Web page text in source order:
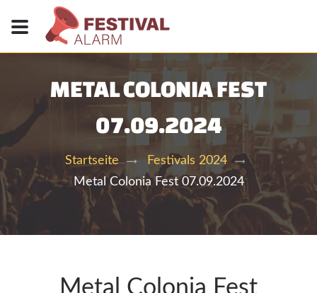
METAL COLONIA FEST
07.09.2024
Startseite
Festivals 2024
Metal Colonia Fest 07.09.2024